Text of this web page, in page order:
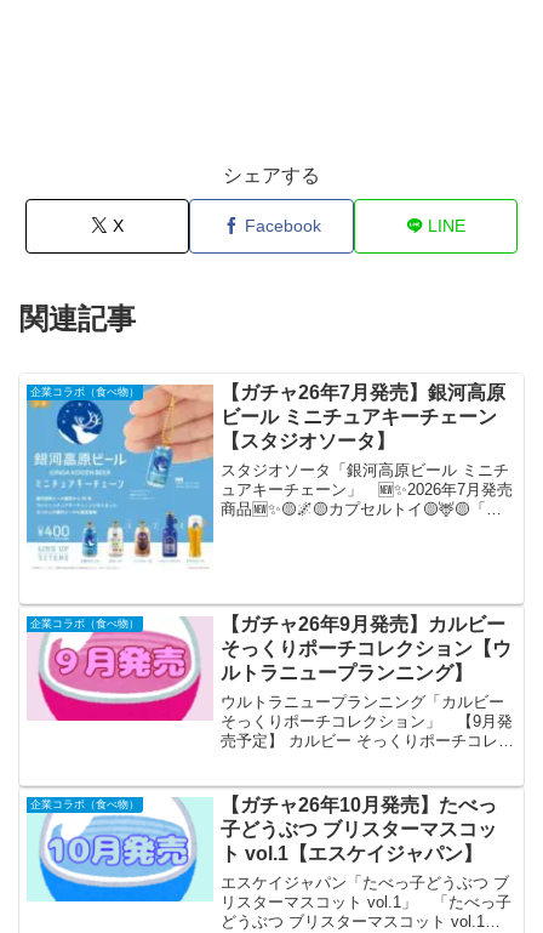
シェアする
X Facebook LINE
関連記事
企業コラボ（食べ物）
【ガチャ26年7月発売】銀河高原
ビール ミニチュアキーチェーン
【スタジオソータ】
スタジオソータ「銀河高原ビール ミニチ
ュアキーチェーン」 🆕✨2026年7月発売
商品🆕✨🟡🌌🟡カプセルトイ🟡🦌🟡「銀
企業コラボ（食べ物）
【ガチャ26年9月発売】カルビー
そっくりポーチコレクション【ウ
ルトラニュープランニング】
ウルトラニュープランニング「カルビー
そっくりポーチコレクション」 【9月発
売予定】 カルビー そっくりポーチコレク
ン」が全国のカプセルトイ売り場から発
売されます。 ...
企業コラボ（食べ物）
【ガチャ26年10月発売】たべっ
子どうぶつ ブリスターマスコッ
ト vol.1【エスケイジャパン】
エスケイジャパン「たべっ子どうぶつ ブ
リスターマスコット vol.1」 「たべっ子
どうぶつ ブリスターマスコット vol.1」